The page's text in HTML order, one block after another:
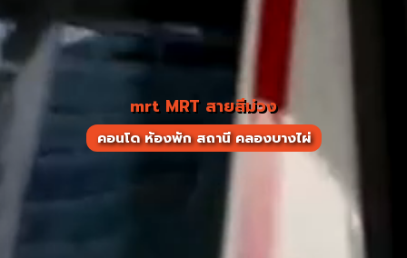
mrt MRT สายสีม่วง
คอนโด ห้องพัก สถานี คลองบางไผ่